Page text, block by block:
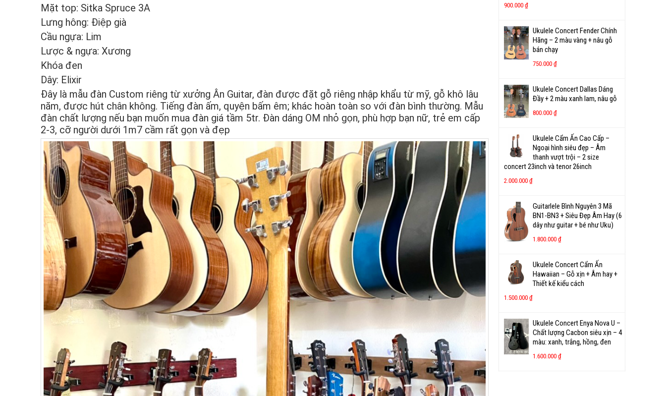
Mặt top: Sitka Spruce 3A
Lưng hông: Điệp già
Cầu ngựa: Lim
Lược & ngựa: Xương
Khóa đen
Dây: Elixir
Đây là mẫu đàn Custom riêng từ xưởng Ân Guitar, đàn được đặt gỗ riêng nhập khẩu từ mỹ, gỗ khô lâu
năm, được hút chân không. Tiếng đàn ấm, quyện bấm êm; khác hoàn toàn so với đàn bình thường. Mẫu
đàn chất lượng nếu bạn muốn mua đàn giá tầm 5tr. Đàn dáng OM nhỏ gọn, phù hợp bạn nữ, trẻ em cấp
2-3, cỡ người dưới 1m7 cầm rất gọn và đẹp
900.000 ₫
Ukulele Concert Fender Chính
Hãng – 2 màu vàng + nâu gỗ
bán chạy
750.000 ₫
Ukulele Concert Dallas Dáng
Đầy + 2 màu xanh lam, nâu gỗ
800.000 ₫
Ukulele Cẩm Ấn Cao Cấp –
Ngoại hình siêu đẹp – Âm
thanh vượt trội – 2 size
concert 23inch và tenor 26inch
2.000.000 ₫
Guitarlele Bình Nguyên 3 Mã
BN1-BN3 + Siêu Đẹp Âm Hay (6
dây như guitar + bé như Uku)
1.800.000 ₫
Ukulele Concert Cẩm Ấn
Hawaiian – Gỗ xịn + Âm hay +
Thiết kế kiểu cách
1.500.000 ₫
Ukulele Concert Enya Nova U –
Chất lượng Cacbon siêu xịn – 4
màu: xanh, trắng, hồng, đen
1.600.000 ₫